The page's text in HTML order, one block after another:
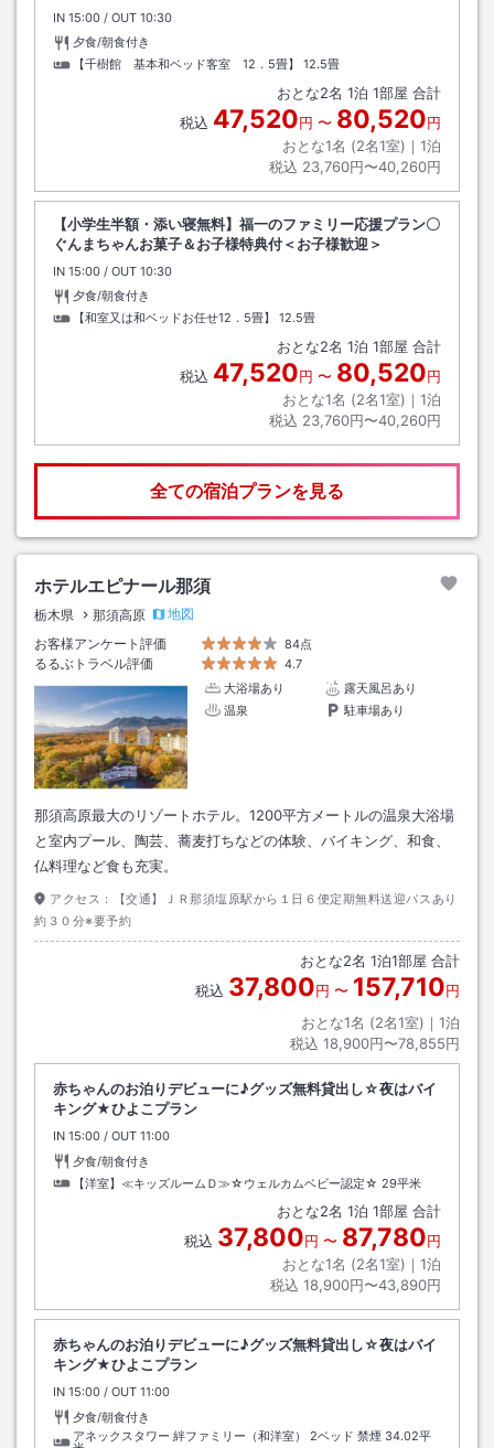
IN チェックイン
15:00 / OUT チェックアウト
10:30
夕食/朝食付き
【千樹館 基本和ベッド客室 12．5畳】
12.5畳
おとな2名 1泊 1部屋 合計
税込 47,520円 〜 80,520円
おとな1名 (2名1室)｜ 1泊
税込 23,760円〜40,260円
【小学生半額・添い寝無料】福一のファミリー応援プラン〇
ぐんまちゃんお菓子＆お子様特典付＜お子様歓迎＞
IN チェックイン
15:00 / OUT チェックアウト
10:30
夕食/朝食付き
【和室又は和ベッドお任せ12．5畳】
12.5畳
おとな2名 1泊 1部屋 合計
税込 47,520円 〜 80,520円
おとな1名 (2名1室)｜ 1泊
税込 23,760円〜40,260円
全ての宿泊プランを見る
ホテルエピナール那須
栃木県 那須高原
地図
お客様アンケート評価
84点
るるぶトラベル評価
4.7
大浴場あり
露天風呂あり
温泉
駐車場あり
那須高原最大のリゾートホテル。1200平方メートルの温泉大浴場
と室内プール、陶芸、蕎麦打ちなどの体験、バイキング、和食、
仏料理など食も充実。
アクセス：
【交通】ＪＲ那須塩原駅から１日６便定期無料送迎バスあり
約３０分※要予約
おとな2名 1泊1部屋 合計
税込 37,800円 〜 157,710円
おとな1名 (2名1室)｜ 1泊
税込 18,900円〜78,855円
赤ちゃんのお泊りデビューに♪グッズ無料貸出し☆夜はバイ
キング★ひよこプラン
IN チェックイン
15:00 / OUT チェックアウト
11:00
夕食/朝食付き
【洋室】≪キッズルームＤ≫☆ウェルカムベビー認定☆ 29平米
おとな2名 1泊 1部屋 合計
税込 37,800円 〜 87,780円
おとな1名 (2名1室)｜ 1泊
税込 18,900円〜43,890円
赤ちゃんのお泊りデビューに♪グッズ無料貸出し☆夜はバイ
キング★ひよこプラン
IN チェックイン
15:00 / OUT チェックアウト
11:00
夕食/朝食付き
アネックスタワー 絆ファミリー（和洋室） 2ベッド 禁煙 34.02平